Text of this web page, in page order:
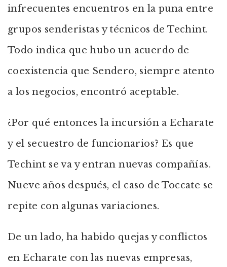
infrecuentes encuentros en la puna entre
grupos senderistas y técnicos de Techint.
Todo indica que hubo un acuerdo de
coexistencia que Sendero, siempre atento
a los negocios, encontró aceptable.
¿Por qué entonces la incursión a Echarate
y el secuestro de funcionarios? Es que
Techint se va y entran nuevas compañías.
Nueve años después, el caso de Toccate se
repite con algunas variaciones.
De un lado, ha habido quejas y conflictos
en Echarate con las nuevas empresas,